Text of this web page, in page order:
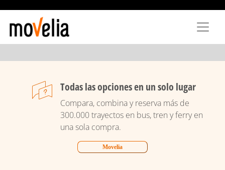
principal
Todas las opciones en un solo lugar
Compara, combina y reserva más de
300.000 trayectos en bus, tren y ferry en
una sola compra.
Movelia